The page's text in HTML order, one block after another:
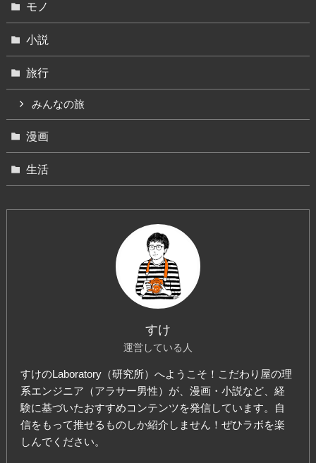
モノ
小説
旅行
みんなの旅
漫画
生活
すけ
運営している人
すけのLaboratory（研究所）へようこそ！こだわり屋の理
系エンジニア（アラサー男性）が、漫画・小説など、経
験に基づいたおすすめコンテンツを発信しています。自
信をもって推せるものしか紹介しません！ぜひラボを楽
しんでください。